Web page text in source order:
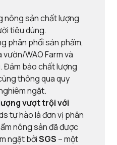
nông sản chất lượng
tiêu dùng.
phân phối sản phẩm,
vườn/WAO Farm và
Đảm bảo chất lượng
thông qua quy
ngặt.
vượt trội với
tự hào là đơn vị phân
nông sản đã được
ngặt bởiSGS – một